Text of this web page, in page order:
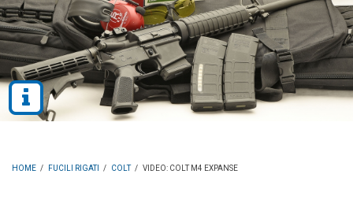
HOME / FUCILI RIGATI / COLT / VIDEO: COLT M4 EXPANSE